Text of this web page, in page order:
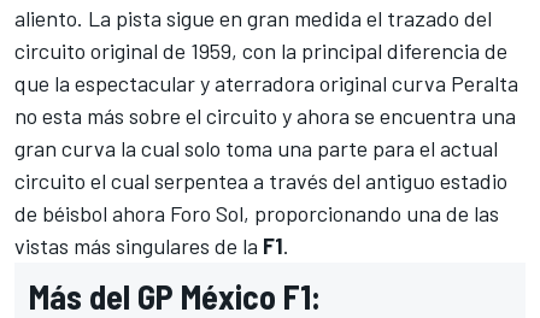
aliento. La pista sigue en gran medida el trazado del
circuito original de 1959, con la principal diferencia de
que la espectacular y aterradora original curva Peralta
no esta más sobre el circuito y ahora se encuentra una
gran curva la cual solo toma una parte para el actual
circuito el cual serpentea a través del antiguo estadio
de béisbol ahora Foro Sol, proporcionando una de las
vistas más singulares de la F1.
Más del GP México F1: